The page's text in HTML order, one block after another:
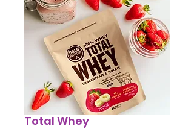
Total Whey